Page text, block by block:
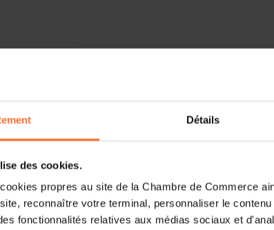
Détails
des cookies.
propres au site de la Chambre de Commerce
reconnaître votre terminal, personnaliser le
fonctionnalités relatives aux médias sociaux et
Thank you for your